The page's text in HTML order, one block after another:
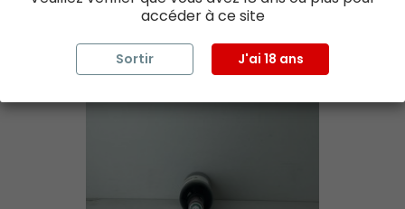
accéder à ce site
Sortir J'ai 18 ans